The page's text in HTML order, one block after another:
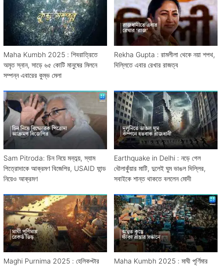
Maha Kumbh 2025 : শিবরাত্রিতে
অমৃত স্নান, সাড়ে ৬৫ কোটি মানুষের মিলনে
সম্পন্ন এবারের কুম্ভ মেলা
Rekha Gupta : রামলীলা থেকে নয়া শপথ,
দিল্লিতে এবার রেখার রাজত্ব
Sam Pitroda: চিন নিয়ে মন্তব্য়, স্যাম
পিত্রোদাকে আক্রমণ বিজেপির, USAID ফান্ড
নিয়েও আক্রমণ
Earthquake in Delhi : নড়ে গেল
ধৌলাকুঁয়ার মাটি, দুলেই ঘুম ভাঙল দিল্লির,
সবাইকে শান্ত থাকতে বললেন মোদী
Maghi Purnima 2025 : হেলিকপ্টার
Maha Kumbh 2025 : মাঘী পূর্ণিমার